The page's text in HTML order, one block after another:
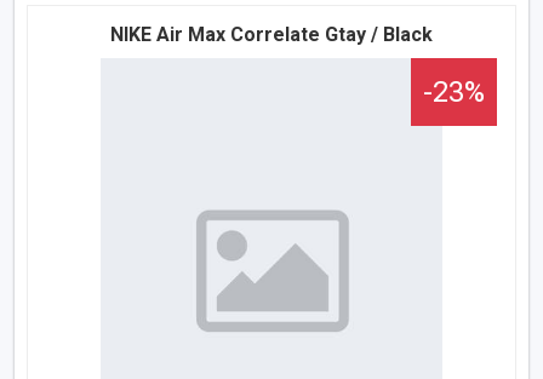
NIKE Air Max Correlate Gtay / Black
-23%